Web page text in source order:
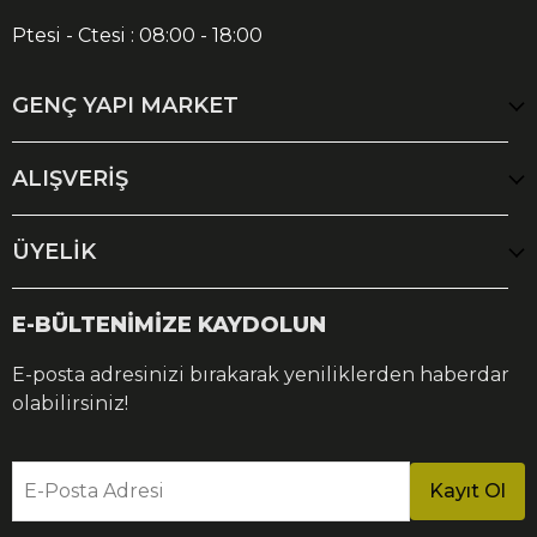
Ptesi - Ctesi : 08:00 - 18:00
GENÇ YAPI MARKET
ALIŞVERİŞ
ÜYELİK
E-BÜLTENİMİZE KAYDOLUN
E-posta adresinizi bırakarak yeniliklerden haberdar
olabilirsiniz!
E-Posta Adresi Kayıt Ol